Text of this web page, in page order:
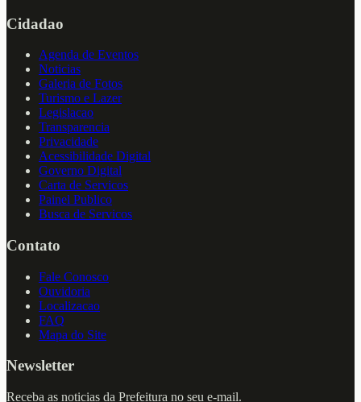
Cidadao
Agenda de Eventos
Noticias
Galeria de Fotos
Turismo e Lazer
Legislacao
Transparencia
Privacidade
Acessibilidade Digital
Governo Digital
Carta de Servicos
Painel Publico
Busca de Servicos
Contato
Fale Conosco
Ouvidoria
Localizacao
FAQ
Mapa do Site
Newsletter
Receba as noticias da Prefeitura no seu e-mail.